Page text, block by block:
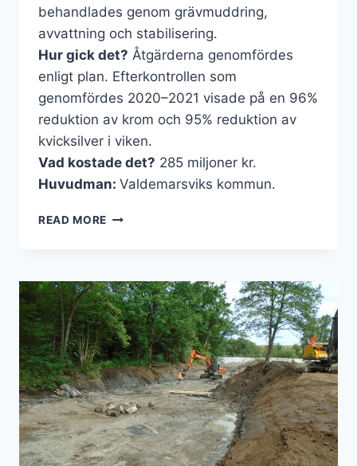
behandlades genom grävmuddring,
avvattning och stabilisering.
Hur gick det? Åtgärderna genomfördes
enligt plan. Efterkontrollen som
genomfördes 2020–2021 visade på en 96%
reduktion av krom och 95% reduktion av
kvicksilver i viken.
Vad kostade det? 285 miljoner kr.
Huvudman: Valdemarsviks kommun.
READ MORE VALDEMARSVIKEN